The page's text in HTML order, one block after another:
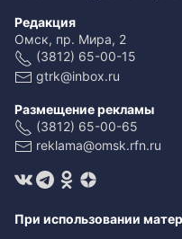
Редакция
Омск, пр. Мира, 2
(3812) 65-00-15
gtrk@inbox.ru
Размещение рекламы
(3812) 65-00-65
reklama@omsk.rfn.ru
При использовании